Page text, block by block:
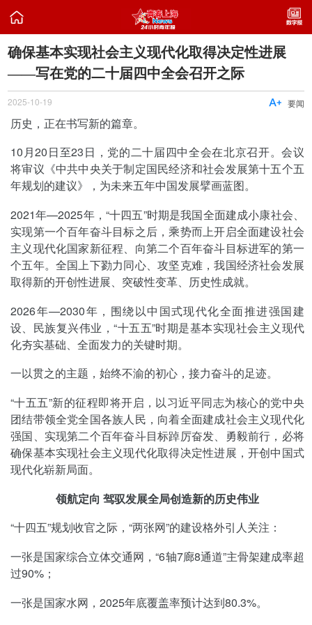

确保基本实现社会主义现代化取得决定性进展
——写在党的二十届四中全会召开之际
2025-10-19 要闻

历史，正在书写新的篇章。
10月20日至23日，党的二十届四中全会在北京召开。会议
将审议《中共中央关于制定国民经济和社会发展第十五个五
年规划的建议》，为未来五年中国发展擘画蓝图。
2021年—2025年，“十四五”时期是我国全面建成小康社会、
实现第一个百年奋斗目标之后，乘势而上开启全面建设社会
主义现代化国家新征程、向第二个百年奋斗目标进军的第一
个五年。全国上下勠力同心、攻坚克难，我国经济社会发展
取得新的开创性进展、突破性变革、历史性成就。
2026年—2030年，围绕以中国式现代化全面推进强国建
设、民族复兴伟业，“十五五”时期是基本实现社会主义现代
化夯实基础、全面发力的关键时期。
一以贯之的主题，始终不渝的初心，接力奋斗的足迹。
“十五五”新的征程即将开启，以习近平同志为核心的党中央
团结带领全党全国各族人民，向着全面建成社会主义现代化
强国、实现第二个百年奋斗目标踔厉奋发、勇毅前行，必将
确保基本实现社会主义现代化取得决定性进展，开创中国式
现代化崭新局面。
领航定向 驾驭发展全局创造新的历史伟业
“十四五”规划收官之际，“两张网”的建设格外引人关注：
一张是国家综合立体交通网，“6轴7廊8通道”主骨架建成率超
过90%；
一张是国家水网，2025年底覆盖率预计达到80.3%。